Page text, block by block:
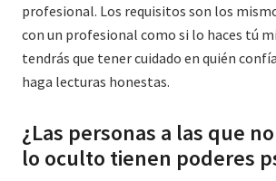
profesional. Los requisitos son los
con un profesional como si lo haces tú
tendrás que tener cuidado en quién
haga lecturas honestas.
¿Las personas a las que
lo oculto tienen poderes